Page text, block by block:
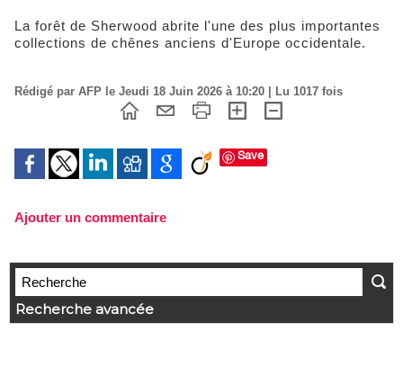
La forêt de Sherwood abrite l'une des plus importantes
collections de chênes anciens d'Europe occidentale.
Rédigé par AFP le Jeudi 18 Juin 2026 à 10:20 | Lu 1017 fois
Save
Ajouter un commentaire
Recherche avancée